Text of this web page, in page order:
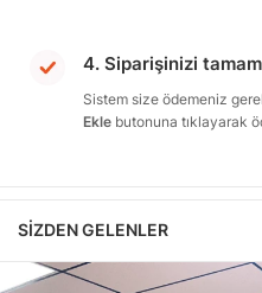
4. Siparişinizi
Sistem size ödemeniz
Ekle butonuna tıklayarak
SIZDEN GELENLER